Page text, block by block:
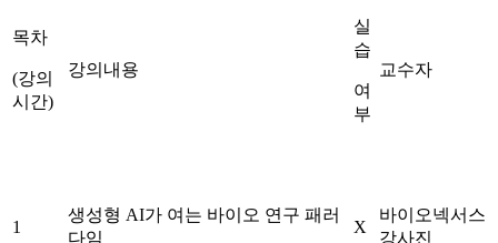
목차
(강의
시간)
강의내용
실
습
여
부
교수자
1
생성형 AI가 여는 바이오 연구 패러
다임
X
바이오넥서스
강사진